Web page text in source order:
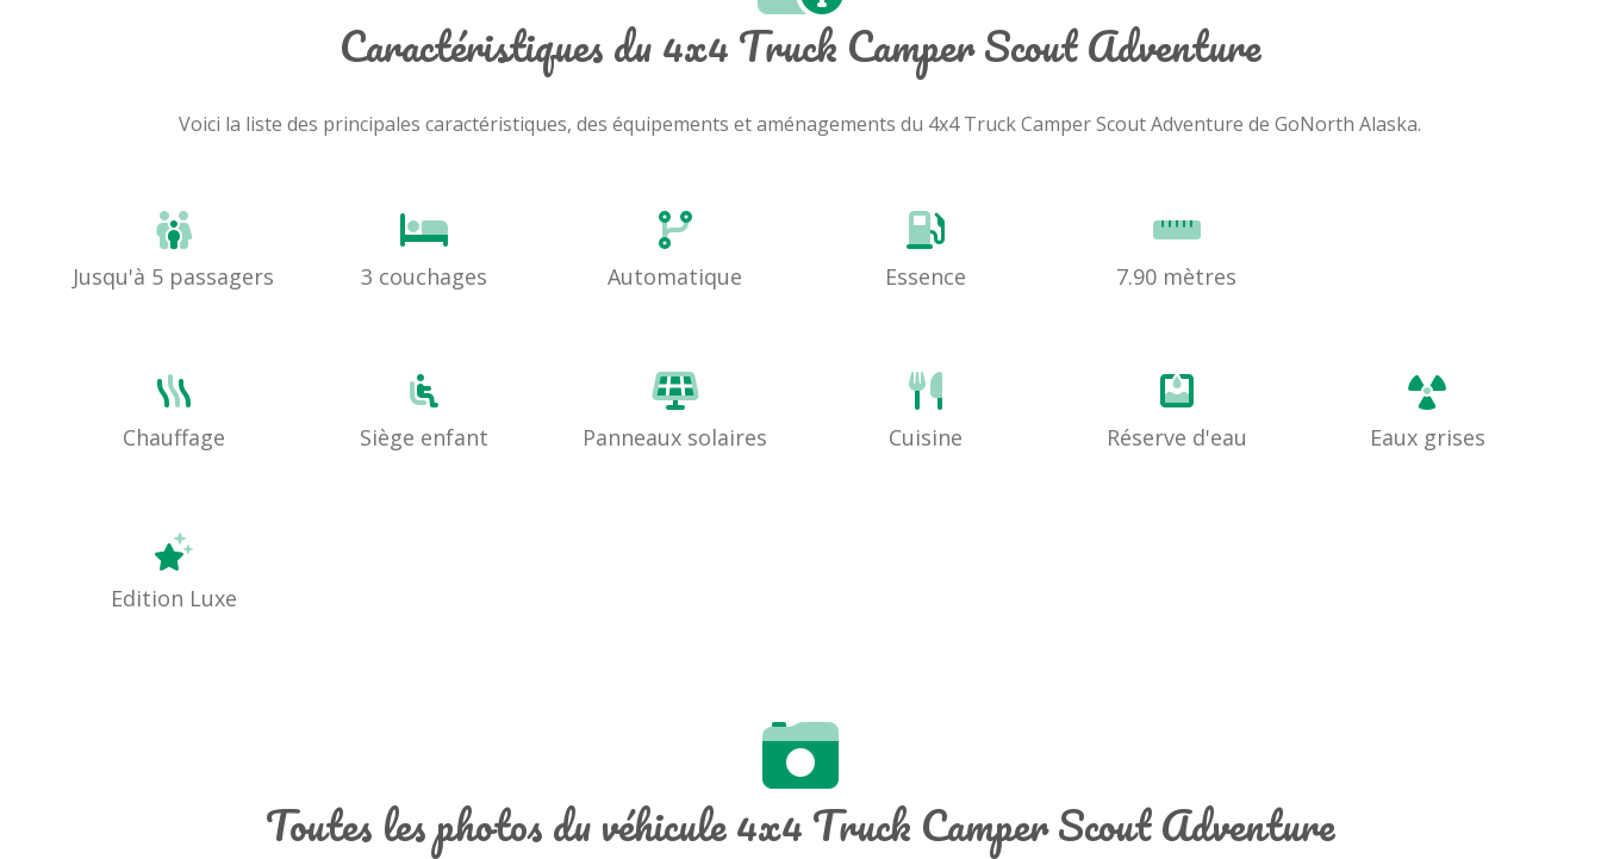
Caractéristiques du 4x4 Truck Camper Scout Adventure
Voici la liste des principales caractéristiques, des équipements et aménagements du 4x4 Truck Camper Scout Adventure de GoNorth Alaska.
Jusqu'à 5 passagers 3 couchages Automatique Essence 7.90 mètres
Chauffage Siège enfant Panneaux solaires Cuisine Réserve d'eau Eaux grises
Edition Luxe
Toutes les photos du véhicule 4x4 Truck Camper Scout Adventure